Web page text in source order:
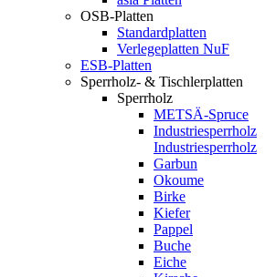
OSB-Platten
Standardplatten
Verlegeplatten NuF
ESB-Platten
Sperrholz- & Tischlerplatten
Sperrholz
METSÄ-Spruce
Industriesperrholz
Industriesperrholz
Garbun
Okoume
Birke
Kiefer
Pappel
Buche
Eiche